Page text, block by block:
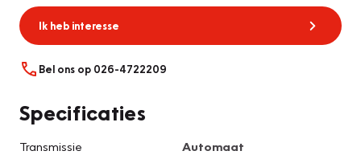
Ik heb interesse
Bel ons op 026-4722209
Specificaties
Transmissie
Automaat